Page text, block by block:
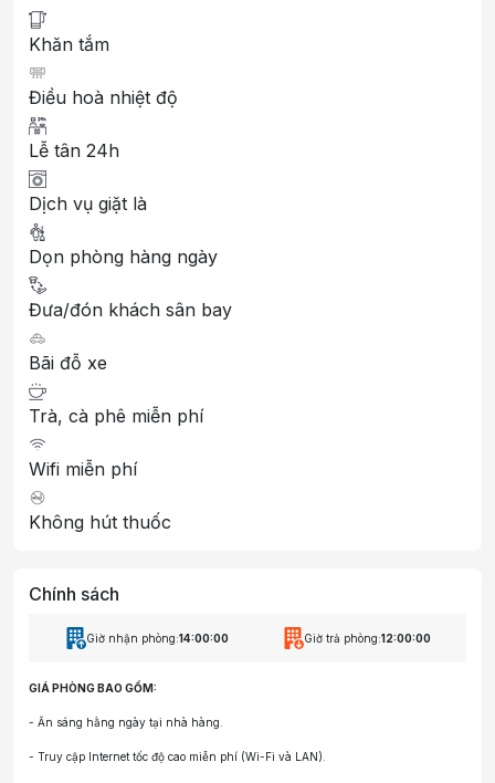
Khăn tắm
Điều hoà nhiệt độ
Lễ tân 24h
Dịch vụ giặt là
Dọn phòng hàng ngày
Đưa/đón khách sân bay
Bãi đỗ xe
Trà, cà phê miễn phí
Wifi miễn phí
Không hút thuốc
Chính sách
Giờ nhận phòng:14:00:00 Giờ trả phòng:12:00:00
GIÁ PHÒNG BAO GỒM:
- Ăn sáng hằng ngày tại nhà hàng.
- Truy cập Internet tốc độ cao miễn phí (Wi-Fi và LAN).